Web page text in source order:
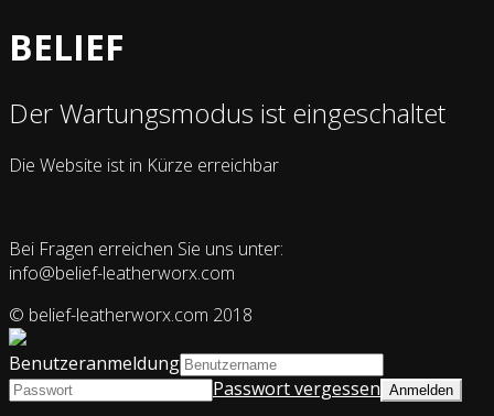
BELIEF
Der Wartungsmodus ist eingeschaltet
Die Website ist in Kürze erreichbar
Bei Fragen erreichen Sie uns unter:
info@belief-leatherworx.com
© belief-leatherworx.com 2018
Benutzeranmeldung
Passwort vergessen